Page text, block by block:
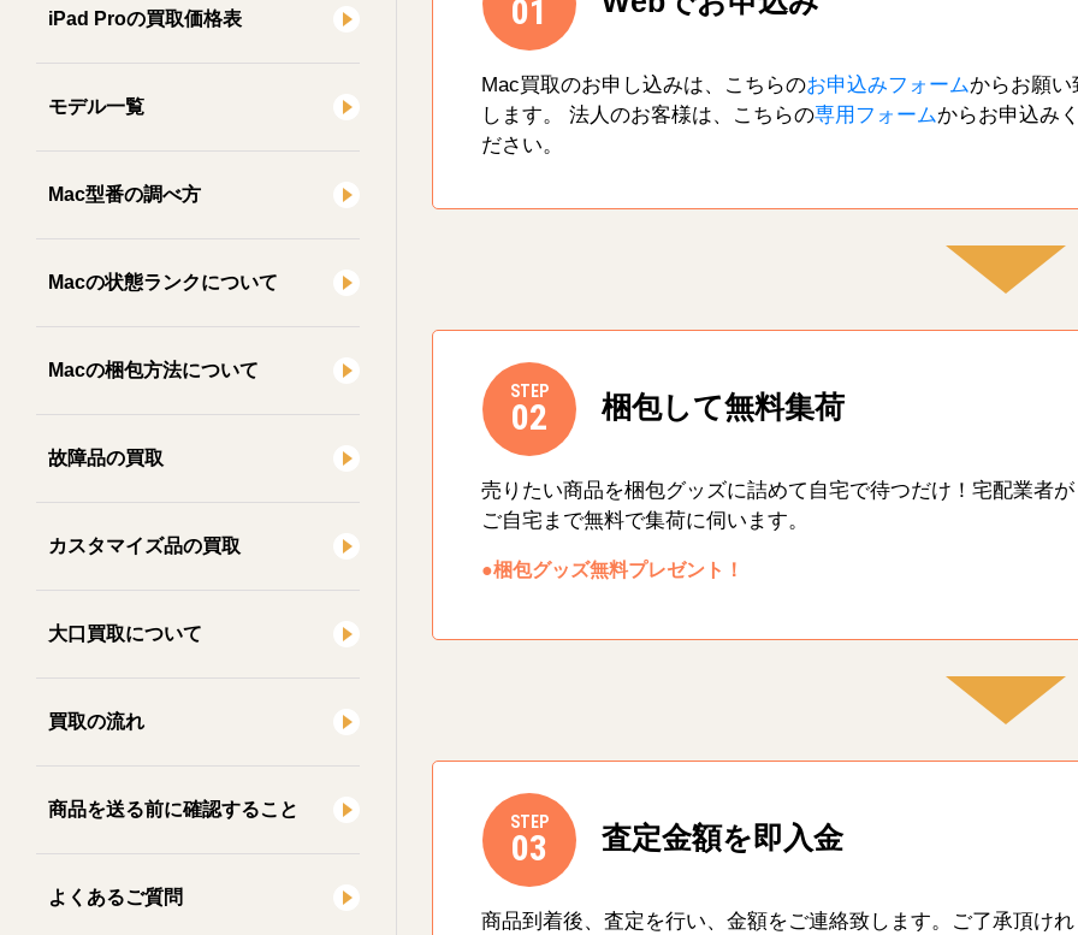
iPad Proの買取価格表
モデル一覧
Mac型番の調べ方
Macの状態ランクについて
Macの梱包方法について
故障品の買取
カスタマイズ品の買取
大口買取について
買取の流れ
商品を送る前に確認すること
よくあるご質問
01
Mac買取のお申し込みは、こちらのお申込みフォームからお願い
します。 法人のお客様は、こちらの専用フォームからお申込み
ださい。
STEP
02 梱包して無料集荷
売りたい商品を梱包グッズに詰めて自宅で待つだけ！宅配業者が
ご自宅まで無料で集荷に伺います。
●梱包グッズ無料プレゼント！
STEP
03 査定金額を即入金
商品到着後、査定を行い、金額をご連絡致します。ご了承頂けれ